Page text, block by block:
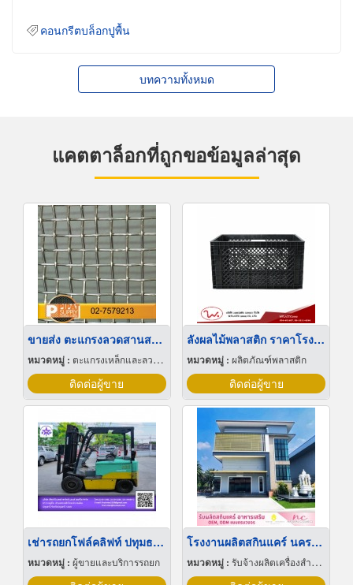
คอนกรีตบล็อกปูพื้น
บทความทั้งหมด
แคตตาล็อกที่ถูกขอข้อมูลล่าสุด
ขายส่ง ตะแกรงลวดสานสแตนเลส
หมวดหมู่ : ตะแกรงเหล็กและลวดตาข่าย
ติดต่อผู้ขาย
ลังผลไม้พลาสติก ราคาโรงงาน
หมวดหมู่ : ผลิตภัณฑ์พลาสติก
ติดต่อผู้ขาย
เช่ารถยกโฟล์คลิฟท์ ปทุมธานี
หมวดหมู่ : ผู้ขายและบริการรถยก
โรงงานผลิตสกินแคร์ นครปฐม
หมวดหมู่ : รับจ้างผลิตเครื่องสำอาง